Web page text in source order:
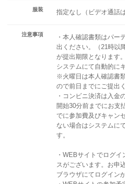
服装 指定なし（ビデオ通話
注意事項
・本人確認書類はパー
出ください。（21時以
が提出期限となります
システムにて自動的に
※火曜日は本人確認書
ので前日までにご提出
・コンビニ決済は入金
開始30分前までにお支
でに参加費及びキャン
ない場合はシステムに
す。
・WEBサイトでログ
スがございます。お申
ブラウザにてログイン